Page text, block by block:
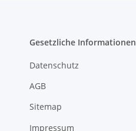
Gesetzliche Informationen
Datenschutz
AGB
Sitemap
Impressum